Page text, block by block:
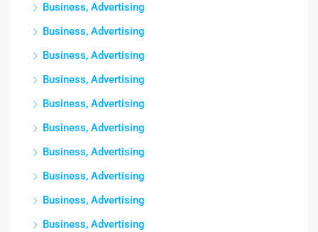
Business, Advertising
Business, Advertising
Business, Advertising
Business, Advertising
Business, Advertising
Business, Advertising
Business, Advertising
Business, Advertising
Business, Advertising
Business, Advertising